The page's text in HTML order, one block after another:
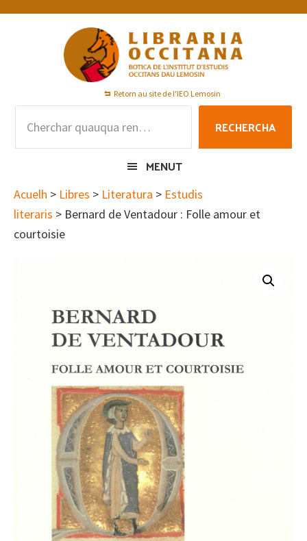
Skip
Skip
Skip
Retorn au site de l'IEO Lemosin
RECHERCHA
MENUT
Acuelh > Libres > Literatura > Estudis
literaris > Bernard de Ventadour : Folle amour et
courtoisie